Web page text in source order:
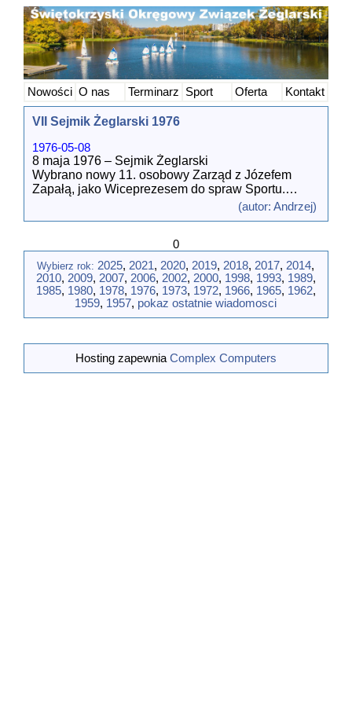
Nowości O nas Terminarz Sport Oferta Kontakt
VII Sejmik Żeglarski 1976
1976-05-08
8 maja 1976 – Sejmik Żeglarski
Wybrano nowy 11. osobowy Zarząd z Józefem
Zapałą, jako Wiceprezesem do spraw Sportu.
Podjął on trud ożywienia naszej dyscypliny.
Rozpoczęto rekrutację żeglarzy w WOSie nad
kontynuował Grzegorz Chłopek.
1) Juliusz Zulauf – Prezes,
2) Józef Zapała - Wiceprezes ds. Sportu
(rezygnacja 1977),
3) Bogusław Tomasik - Wiceprezes ds. Turystyki,
4) Marian Kasza - Wiceprezes ds. Szkolenia,
6) Wiesław Pańkowski - Wiceprezes ds.
Technicznych,
7) Zdzisław Ułasiewicz – Sekretarz...[wiecej]
(autor: Andrzej)
0
Wybierz rok: 2025, 2021, 2020, 2019, 2018, 2017, 2014,
2010, 2009, 2007, 2006, 2002, 2000, 1998, 1993, 1989,
1985, 1980, 1978, 1976, 1973, 1972, 1966, 1965, 1962,
1959, 1957, pokaz ostatnie wiadomosci
Hosting zapewnia Complex Computers